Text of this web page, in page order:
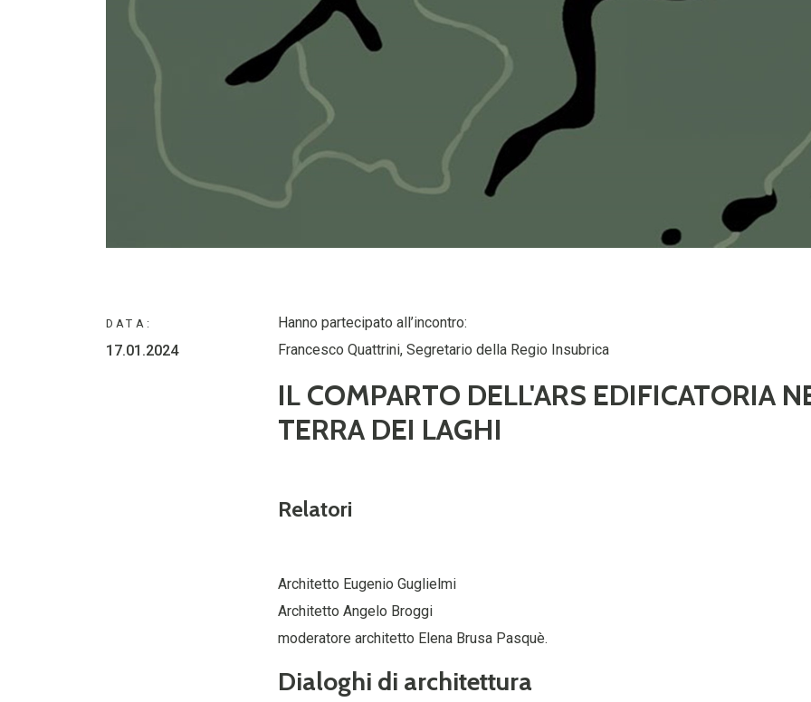
DATA:
17.01.2024
Hanno partecipato all’incontro:
Francesco Quattrini, Segretario della Regio Insubrica
IL COMPARTO DELL'ARS EDIFICATORIA
TERRA DEI LAGHI
Relatori
Architetto Eugenio Guglielmi
Architetto Angelo Broggi
moderatore architetto Elena Brusa Pasquè.
Dialoghi di architettura